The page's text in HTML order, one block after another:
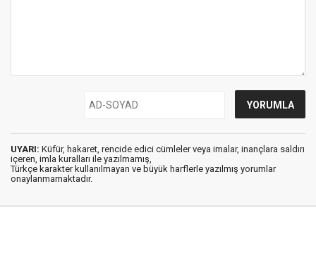
UYARI: Küfür, hakaret, rencide edici cümleler veya imalar, inançlara saldırı
içeren, imla kuralları ile yazılmamış,
Türkçe karakter kullanılmayan ve büyük harflerle yazılmış yorumlar
onaylanmamaktadır.